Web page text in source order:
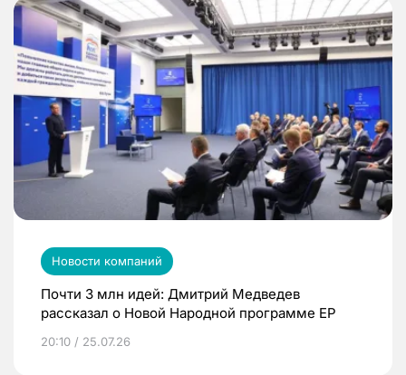
Новости компаний
Почти 3 млн идей: Дмитрий Медведев
рассказал о Новой Народной программе ЕР
20:10 / 25.07.26